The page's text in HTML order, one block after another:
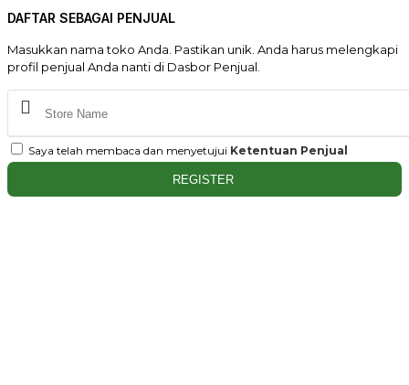
DAFTAR SEBAGAI PENJUAL
Masukkan nama toko Anda. Pastikan unik. Anda harus melengkapi
profil penjual Anda nanti di Dasbor Penjual.
Saya telah membaca dan menyetujui Ketentuan Penjual
REGISTER